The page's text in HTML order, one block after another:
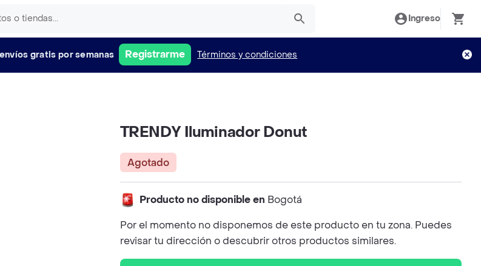
Ingreso
envíos gratis por semanas Registrarme Términos y condiciones
TRENDY Iluminador Donut
Agotado
Producto no disponible en Bogotá
Por el momento no disponemos de este producto en tu zona. Puedes
revisar tu dirección o descubrir otros productos similares.